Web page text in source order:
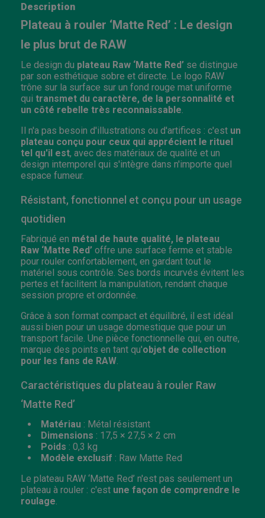
Description
Plateau à rouler ‘Matte Red’ : Le design
le plus brut de RAW
Le design du plateau Raw ‘Matte Red’ se distingue
par son esthétique sobre et directe. Le logo RAW
trône sur la surface sur un fond rouge mat uniforme
qui transmet du caractère, de la personnalité et
un côté rebelle très reconnaissable
Il n'a pas besoin d'illustrations ou d'artifices : c'est un
plateau conçu pour ceux qui apprécient le rituel
tel qu'il est, avec des matériaux de qualité et un
design intemporel qui s'intègre dans n'importe quel
espace fumeur.
Résistant, fonctionnel et conçu pour un usage
quotidien
Fabriqué en métal de haute qualité, le plateau
Raw ‘Matte Red’ offre une surface ferme et stable
pour rouler confortablement, en gardant tout le
matériel sous contrôle. Ses bords incurvés évitent les
pertes et facilitent la manipulation, rendant chaque
session propre et ordonnée.
Grâce à son format compact et équilibré, il est idéal
aussi bien pour un usage domestique que pour un
transport facile. Une pièce fonctionnelle qui, en outre,
marque des points en tant qu'objet de collection
pour les fans de RAW
Caractéristiques du plateau à rouler Raw
‘Matte Red’
Matériau : Métal résistant
Dimensions : 17,5 × 27,5 × 2 cm
Poids : 0,3 kg
Modèle exclusif : Raw Matte Red
Le plateau RAW ‘Matte Red’ n'est pas seulement un
plateau à rouler : c'est une façon de comprendre le
roulage